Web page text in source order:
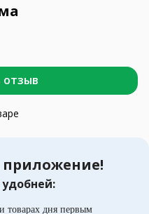
отзыв
удобней:
товарах дня первым